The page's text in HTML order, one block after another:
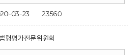
03-23 23560
법령평가전문위원회